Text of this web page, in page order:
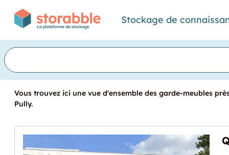
Stockage de
Vous trouvez ici une vue d'ensemble des garde-meubles
Pully.